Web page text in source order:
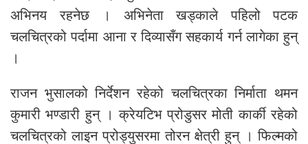
अभिनय रहनेछ । अभिनेता खड्काले पहिलो पटक
चलचित्रको पर्दामा आना र दिव्यासँग सहकार्य गर्न लागेका हुन्
।
राजन भुसालको निर्देशन रहेको चलचित्रका निर्माता थमन
कुमारी भण्डारी हुन् । क्रेयटिभ प्रोडुसर मोती कार्की रहेको
चलचित्रको लाइन प्रोड्युसरमा तोरन क्षेत्री हुन् । फिल्मको